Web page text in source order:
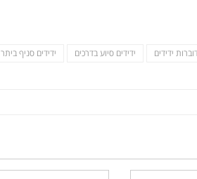
ידידים ידידים סיוע בדרכים ידידים סניף ביתר